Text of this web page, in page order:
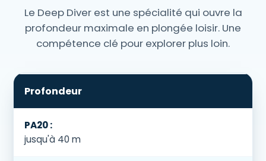
Le Deep Diver est une spécialité qui ouvre la
profondeur maximale en plongée loisir. Une
compétence clé pour explorer plus loin.
Profondeur
jusqu'à 40 m